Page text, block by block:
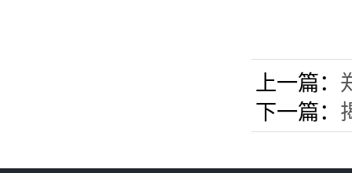
上一篇：
下一篇：